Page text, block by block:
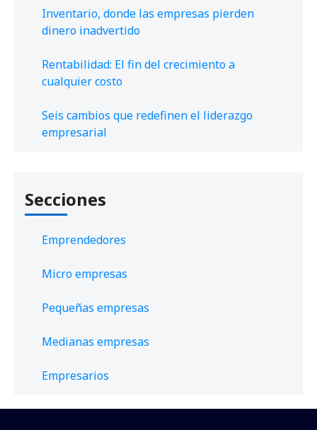
Inventario, donde las empresas pierden
dinero inadvertido
Rentabilidad: El fin del crecimiento a
cualquier costo
Seis cambios que redefinen el liderazgo
empresarial
Secciones
Emprendedores
Micro empresas
Pequeñas empresas
Medianas empresas
Empresarios